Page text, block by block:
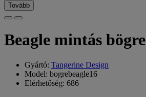
Tovább
Beagle mintás bögre
Gyártó: Tangerine Design
Model: bogrebeagle16
Elérhetőség: 686